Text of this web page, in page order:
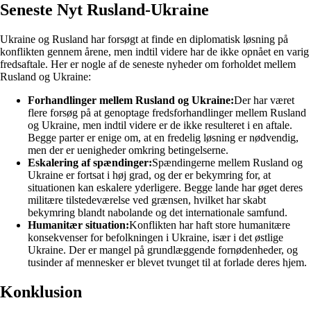
Seneste Nyt Rusland-Ukraine
Ukraine og Rusland har forsøgt at finde en diplomatisk løsning på
konflikten gennem årene, men indtil videre har de ikke opnået en varig
fredsaftale. Her er nogle af de seneste nyheder om forholdet mellem
Rusland og Ukraine:
Forhandlinger mellem Rusland og Ukraine:Der har været
flere forsøg på at genoptage fredsforhandlinger mellem Rusland
og Ukraine, men indtil videre er de ikke resulteret i en aftale.
Begge parter er enige om, at en fredelig løsning er nødvendig,
men der er uenigheder omkring betingelserne.
Eskalering af spændinger:Spændingerne mellem Rusland og
Ukraine er fortsat i høj grad, og der er bekymring for, at
situationen kan eskalere yderligere. Begge lande har øget deres
militære tilstedeværelse ved grænsen, hvilket har skabt
bekymring blandt nabolande og det internationale samfund.
Humanitær situation:Konflikten har haft store humanitære
konsekvenser for befolkningen i Ukraine, især i det østlige
Ukraine. Der er mangel på grundlæggende fornødenheder, og
tusinder af mennesker er blevet tvunget til at forlade deres hjem.
Konklusion